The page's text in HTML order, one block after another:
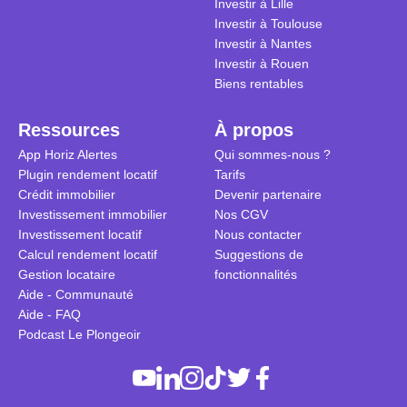
Investir à Lille
Investir à Toulouse
Investir à Nantes
Investir à Rouen
Biens rentables
Ressources
App Horiz Alertes
Plugin rendement locatif
Crédit immobilier
Investissement immobilier
Investissement locatif
Calcul rendement locatif
Gestion locataire
Aide - Communauté
Aide - FAQ
Podcast Le Plongeoir
À propos
Qui sommes-nous ?
Tarifs
Devenir partenaire
Nos CGV
Nous contacter
Suggestions de
fonctionnalités